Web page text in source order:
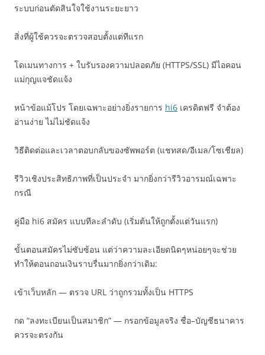
ระบบก่อนตัดสินใจใช้งานระยะยาว
สิ่งที่ผู้ใช้ควรจะตรวจสอบตั้งแต่ทีแรก
โดเมนทางการ + ใบรับรองความปลอดภัย (HTTPS/SSL) มีไอคอน
แม่กุญแจชัดแจ้ง
หน้าข้อแม้โปร โดยเฉพาะอย่างยิ่งรายการ hi6 เครดิตฟรี จำต้อง
อ่านง่าย ไม่ไม่ชัดแจ้ง
วิธีติดต่อและเวลาตอบกลับของซัพพอร์ต (แชทสด/อีเมล/โซเชียล)
รีวิวเชิงประสิทธิภาพที่เป็นประจำ มากยิ่งกว่ารีวิวอารมณ์เฉพาะ
กรณี
คู่มือ hi6 สมัคร แบบทีละลำดับ (เริ่มต้นให้ถูกตั้งแต่วันแรก)
ขั้นตอนสมัครไม่ซับซ้อน แต่ว่าความละเอียดนิดๆหน่อยๆจะช่วย
ทำให้ตอนถอนเงินราบรื่นมากยิ่งกว่าเดิม:
เข้าเว็บหลัก — ตรวจ URL ว่าถูกรวมทั้งเป็น HTTPS
กด “ลงทะเบียนเป็นสมาชิก” — กรอกข้อมูลจริง ชื่อ–บัญชีธนาคาร
ควรจะตรงกัน